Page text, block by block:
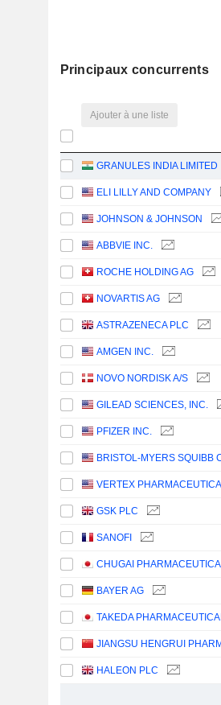
Principaux concurrents
Ajouter à une liste
GRANULES INDIA LIMITED
ELI LILLY AND COMPANY
JOHNSON & JOHNSON
ABBVIE INC.
ROCHE HOLDING AG
NOVARTIS AG
ASTRAZENECA PLC
AMGEN INC.
NOVO NORDISK A/S
GILEAD SCIENCES, INC.
PFIZER INC.
GSK PLC
SANOFI
BAYER AG
HALEON PLC